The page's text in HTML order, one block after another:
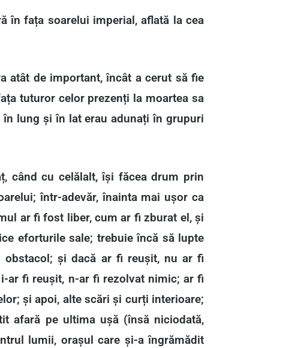
în fața soarelui imperial, aflată la cea
atât de important, încât a cerut să fie
tuturor celor prezenți la moartea sa
lung și în lat erau adunați în grupuri
când cu celălalt, își făcea drum prin
într-adevăr, înainta mai ușor ca
ar fi fost liber, cum ar fi zburat el, și
eforturile sale; trebuie încă să lupte
obstacol; și dacă ar fi reușit, nu ar fi
ar fi reușit, n-ar fi rezolvat nimic; ar fi
și apoi, alte scări și curți interioare;
afară pe ultima ușă (însă niciodată,
lumii, orașul care și-a îngrămădit